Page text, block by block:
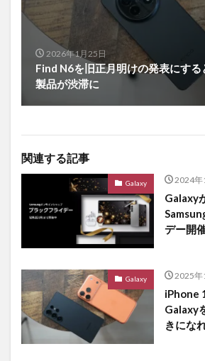
2026年1月25日
Find N6を旧正月明けの発表にす
製品が渋滞に
関連する記事
Galaxy 2024年
Galaxy
デー開
Galaxy 2025年
iPhone
Galaxy
きにな